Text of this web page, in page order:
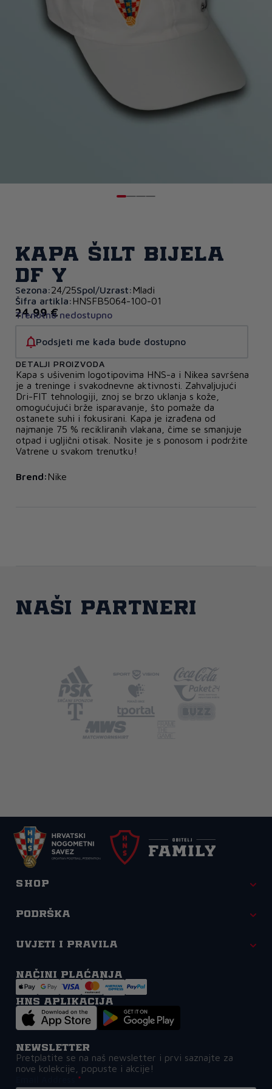
Kapa šilt bijela
DF Y
Sezona:24/25Spol/Uzrast: Mladi
Šifra artikla: HNSFB5064-100-01
24,99 €
Trenutno nedostupno
Podsjeti me kada bude dostupno
DETALJI PROIZVODA
Kapa s ušivenim logotipovima HNS-a i Nikea savršena
je a treninge i svakodnevne aktivnosti. Zahvaljujući
Dri-FIT tehnologiji, znoj se brzo uklanja s kože,
omogućujući brže isparavanje, što pomaže da
ostanete suhi i fokusirani. Kapa je izrađena od
najmanje 75 % recikliranih vlakana, čime se smanjuje
otpad i ugljični otisak. Nosite je s ponosom i podržite
Vatrene u svakom trenutku!
Brend: Nike
Naši partneri
Shop
Podrška
Uvjeti i pravila
Načini plaćanja
HNS APLIKACIJA
Newsletter
Pretplatite se na naš newsletter i prvi saznajte za
nove kolekcije, popuste i akcije!